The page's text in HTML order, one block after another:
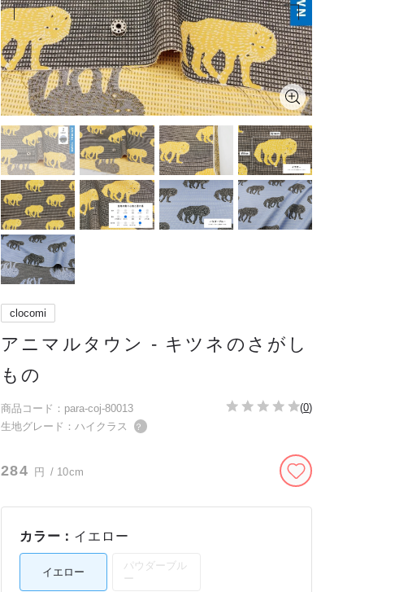
clocomi
アニマルタウン - キツネのさがし
もの
商品コード：para-coj-80013
生地グレード：ハイクラス
？
(0)
284 円 / 10cm
カラー： イエロー
イエロー
パウダーブル
ー